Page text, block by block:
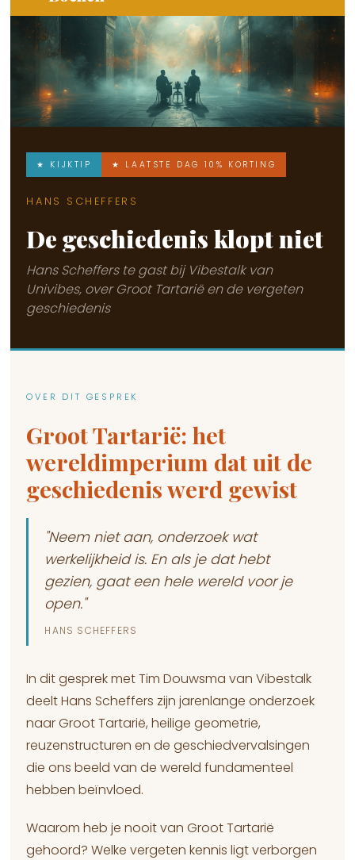
★ KIJKTIP ★ LAATSTE DAG 10% KORTING
HANS SCHEFFERS
De geschiedenis klopt niet
Hans Scheffers te gast bij Vibestalk van
Univibes, over Groot Tartarië en de vergeten
geschiedenis
OVER DIT GESPREK
Groot Tartarië: het
wereldimperium dat uit de
geschiedenis werd gewist
"Neem niet aan, onderzoek wat
werkelijkheid is. En als je dat hebt
gezien, gaat een hele wereld voor je
open."
HANS SCHEFFERS
In dit gesprek met Tim Douwsma van Vibestalk
deelt Hans Scheffers zijn jarenlange onderzoek
naar Groot Tartarië, heilige geometrie,
reuzenstructuren en de geschiedvervalsingen
die ons beeld van de wereld fundamenteel
hebben beïnvloed.
Waarom heb je nooit van Groot Tartarië
gehoord? Welke vergeten kennis ligt verborgen